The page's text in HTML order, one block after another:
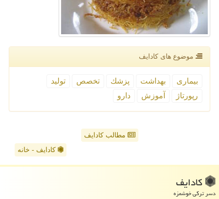
موضوع های كادایف
بیماری بهداشت پزشك تخصص
تولید
رپورتاژ
آموزش دارو
مطالب کادایف
کادایف - خانه
كادایف
دسر ترکی خوشمزه